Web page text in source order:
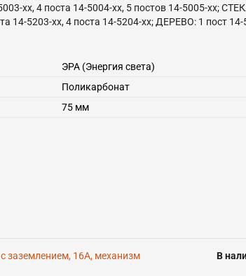
хх, 4 поста 14-5004-хх, 5 постов 14-5005-хх;
14-5203-хх, 4 поста 14-5204-хх; ДЕРЕВО: 1 пост
кость, 03-алюминий, 04-шампань, 05-чёрный,
29-синий, 30-розовый, 31-мокко, 32-серый,
ЭРА (Энергия света)
Поликарбонат
75 мм
заземлением, 16А, механизм В